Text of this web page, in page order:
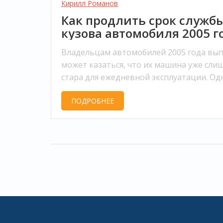
Кирилл Романов
Как продлить срок
кузова автомобиля 2005
Владельцам автомобилей 2005 года
может казаться, что их машина уже
стара для ежедневной эксплуатации.
при правильном уходе и своевременном
техническом обслуживании, надежность
ПОДРОБНЕЕ